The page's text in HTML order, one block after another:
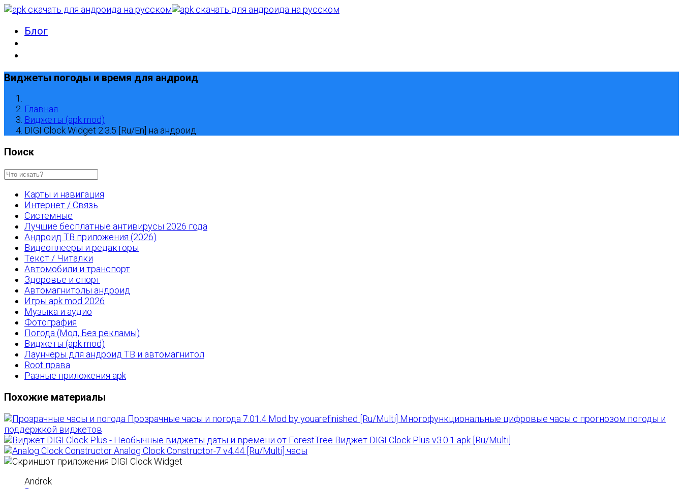
Блог
Виджеты погоды и время для андроид
Главная
Виджеты (apk mod)
DIGI Clock Widget 2.3.5 [Ru/En] на андроид
Поиск
Карты и навигация
Интернет / Связь
Системные
Лучшие бесплатные антивирусы 2026 года
Андроид ТВ приложения (2026)
Видеоплееры и редакторы
Текст / Читалки
Автомобили и транспорт
Здоровье и спорт
Автомагнитолы андроид
Игры apk mod 2026
Музыка и аудио
Фотография
Погода (Мод, Без рекламы)
Виджеты (apk mod)
Лаунчеры для андроид ТВ и автомагнитол
Root права
Разные приложения apk
Похожие материалы
Прозрачные часы и погода 7.01.4 Mod by youarefinished [Ru/Multi] Многофункциональные цифровые часы с прогнозом погоды и
поддержкой виджетов
Виджет DIGI Clock Plus v3.0.1 apk [Ru/Multi]
Analog Clock Constructor-7 v4.44 [Ru/Multi] часы
Androk